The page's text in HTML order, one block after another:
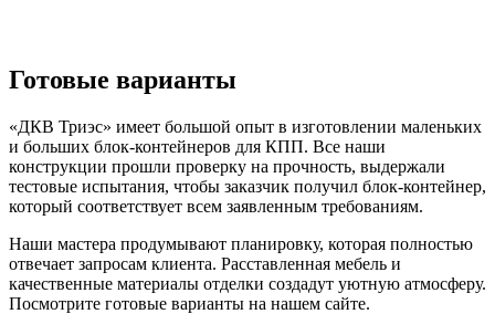
Готовые варианты
«ДКВ Триэс» имеет большой опыт в изготовлении маленьких
и больших блок-контейнеров для КПП. Все наши
конструкции прошли проверку на прочность, выдержали
тестовые испытания, чтобы заказчик получил блок-контейнер,
который соответствует всем заявленным требованиям.
Наши мастера продумывают планировку, которая полностью
отвечает запросам клиента. Расставленная мебель и
качественные материалы отделки создадут уютную атмосферу.
Посмотрите готовые варианты на нашем сайте.